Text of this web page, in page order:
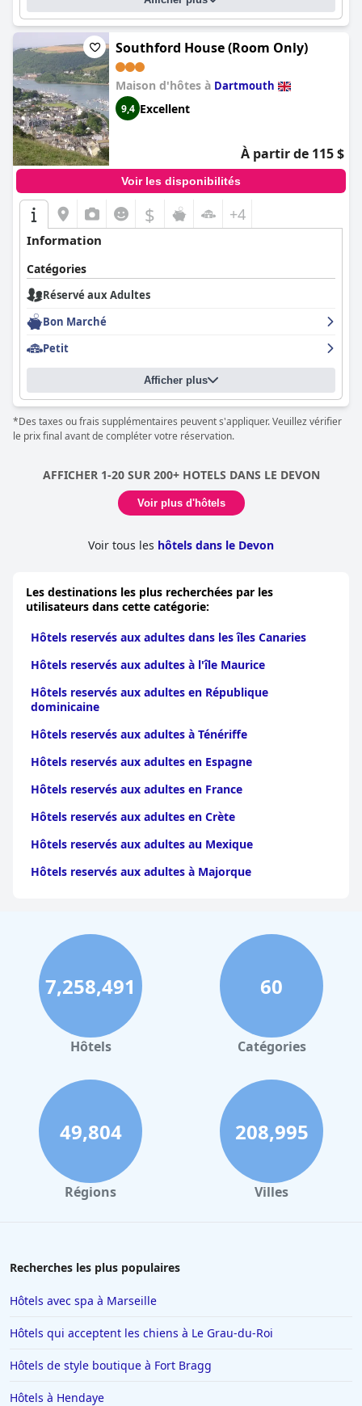
Southford House (Room Only)
Maison d'hôtes à Dartmouth
9,4 Excellent
À partir de 115 $
Voir les disponibilités
$ +4
Information
Catégories
Réservé aux Adultes
Bon Marché
Petit
Afficher plus
*Des taxes ou frais supplémentaires peuvent s'appliquer. Veuillez vérifier
le prix final avant de compléter votre réservation.
AFFICHER 1-20 SUR 200+ HOTELS DANS LE DEVON
Voir plus d'hôtels
Voir tous les hôtels dans le Devon
Les destinations les plus recherchées par les
utilisateurs dans cette catégorie:
Hôtels reservés aux adultes dans les îles Canaries
Hôtels reservés aux adultes à l'île Maurice
Hôtels reservés aux adultes en République
dominicaine
Hôtels reservés aux adultes à Ténériffe
Hôtels reservés aux adultes en Espagne
Hôtels reservés aux adultes en France
Hôtels reservés aux adultes en Crète
Hôtels reservés aux adultes au Mexique
Hôtels reservés aux adultes à Majorque
7,258,491
Hôtels
60
Catégories
49,804
Régions
208,995
Villes
Recherches les plus populaires
Hôtels avec spa à Marseille
Hôtels qui acceptent les chiens à Le Grau-du-Roi
Hôtels de style boutique à Fort Bragg
Hôtels à Hendaye